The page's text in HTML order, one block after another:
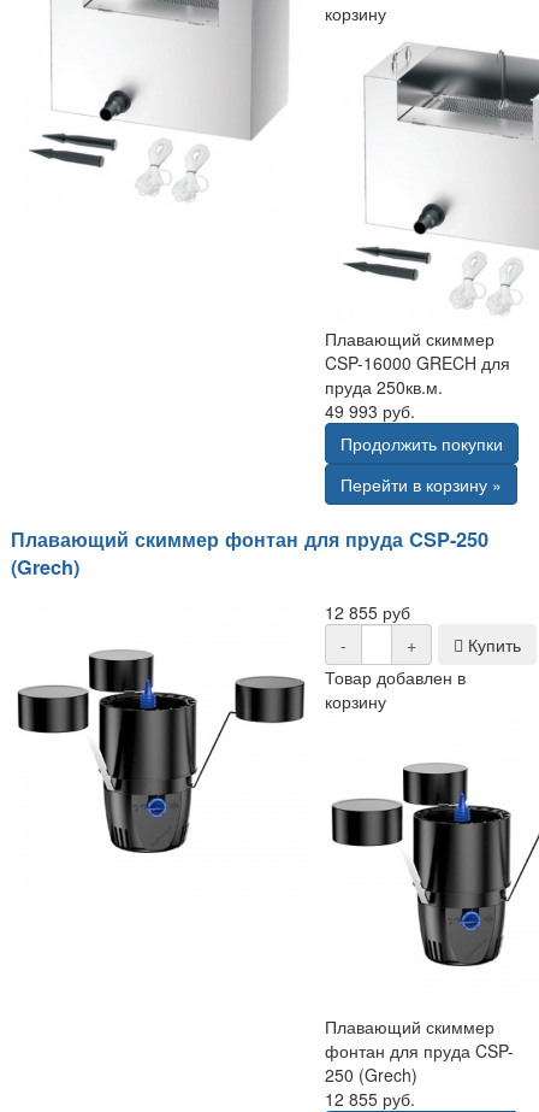
корзину
Плавающий скиммер
CSP-16000 GRECH для
пруда 250кв.м.
49 993 руб.
Продолжить покупки
Перейти в корзину »
Плавающий скиммер фонтан для пруда CSP-250
(Grech)
12 855 руб
-
+
Купить
Товар добавлен в
корзину
Плавающий скиммер
фонтан для пруда CSP-
250 (Grech)
12 855 руб.